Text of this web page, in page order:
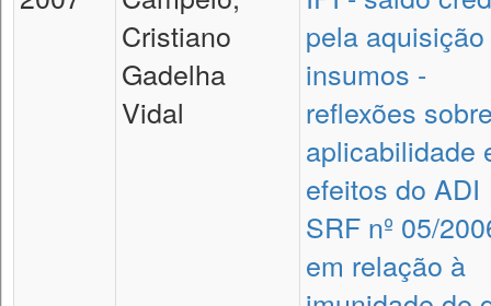
Cristiano
Gadelha
Vidal
pela
insumos -
reflexões
aplicabilidade
efeitos do ADI
SRF nº 05/
em relação à